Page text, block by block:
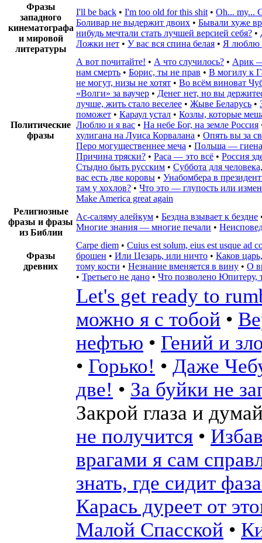
Фразы
западного
кинематографа
и мировой
литературы
I'll be back • I'm too old for this shit • Oh... my...
Боливар не выдержит двоих • Бывали хуже
нибудь мечтали стать лучшей версией себя? •
Ложки нет • У вас вся спина белая • Я люблю
Политические
фразы
А вот почитайте! • А что случилось? • Арик
нам смерть • Борис, ты не прав • В могилу к
не могут, низы не хотят • Во всём виноват
«Волги» за ваучер • Денег нет, но вы
лучше, жить стало веселее • Жыве Беларусь •
поможет • Караул устал • Козлы, которые
Люблю и я вас • На небе Бог, на земле Россия
хулигана на Луиса Корвалана • Опять вы за
Перо могущественнее меча • Польша —
Причина тряски? • Раса — это всё • Россия
Стыдно быть русским • Суббота для
вас есть две коровы • Унабомбера в
там у хохлов? • Что это — глупость или
Make America great again
Религиозные
фразы и фразы
из Библии
Ас-саляму алейкум • Бездна взывает к бездне
Многие знания — многие печали •
Фразы
древних
Carpe diem • Cuius est solum, eius est usque ad
брошен • Или Цезарь, или ничто • Каков
тому кости • Незнание вменяется в вину • О
• Третьего не дано • Что позволено Юпитеру,
Let's get ready to
можно я с тобой •
нефтью • Гений и
• Горько! • Даже
две! • За буйки не
Закрой глаза и
не получится •
врагами я сам
знать, где сидит
Карась дуреет от
Малой Спасской •